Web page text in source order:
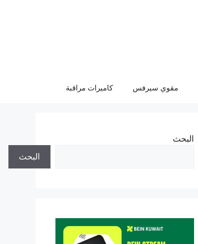
مقوي سيرفس كاميرات مراقبة
البحث
البحث